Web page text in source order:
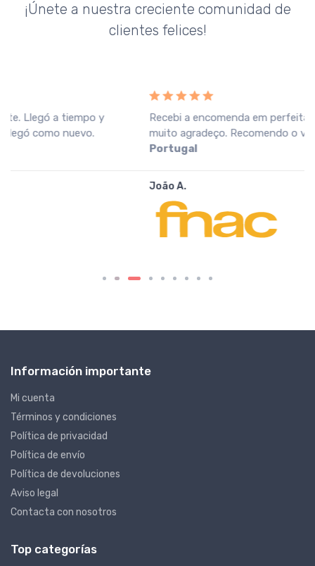
¡Únete a nuestra creciente comunidad de
clientes felices!
Recebi a encomenda em perfeitas condições, o que
muito agradeço. Recomendo o vendedor.Fnac
Información importante
Mi cuenta
Términos y condiciones
Política de privacidad
Política de envío
Política de devoluciones
Aviso legal
Contacta con nosotros
Top categorías